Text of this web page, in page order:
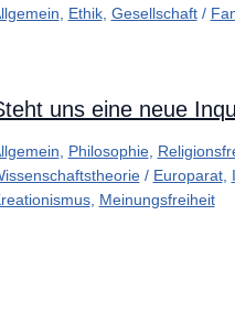
, Ethik, Gesellschaft/
uns eine neue
, Philosophie,
/ Europarat,
, Meinungsfreiheit